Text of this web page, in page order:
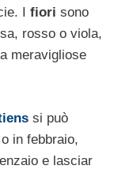
I
fiori sono
rosso o viola,
meravigliose
si può
in febbraio,
e lasciar